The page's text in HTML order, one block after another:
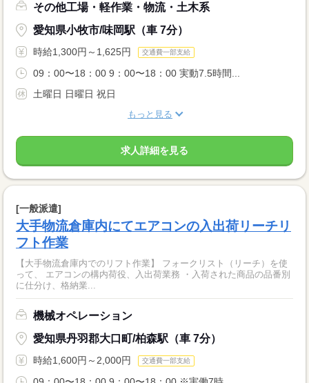
その他工場・軽作業・物流・土木系
愛知県小牧市/味岡駅（車 7分）
時給1,300円～1,625円 交通費一部支給
09：00〜18：00 9：00〜18：00 実動7.5時間...
土曜日 日曜日 祝日
もっと見る
求人詳細を見る
[一般派遣]
大手物流倉庫内にてエアコンの入出荷リーチリ
フト作業
【大手物流倉庫内でのリフト作業】 フォークリスト（リーチ）を使
って、 エアコンの構内荷役、入出荷業務 ・入荷された商品の品番別
に仕分け、格納業...
機械オペレーション
愛知県丹羽郡大口町/柏森駅（車 7分）
時給1,600円～2,000円 交通費一部支給